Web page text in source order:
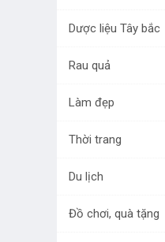
Dược liệu Tây bắc
Rau quả
Làm đẹp
Thời trang
Du lịch
Đồ chơi, quà tặng
LÀM ĐẸP
THỜI TRANG